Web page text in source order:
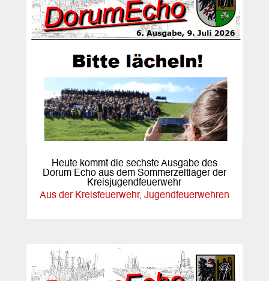
Heute kommt die sechste Ausgabe des
Dorum Echo aus dem Sommerzeltlager der
Kreisjugendfeuerwehr
Aus der Kreisfeuerwehr, Jugendfeuerwehren